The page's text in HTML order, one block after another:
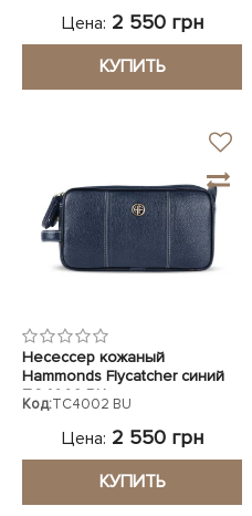
Цена: 2 550 грн
КУПИТЬ
Несессер кожаный
Hammonds Flycatcher синий
TC4002 BU
Код:TC4002 BU
Цена: 2 550 грн
КУПИТЬ